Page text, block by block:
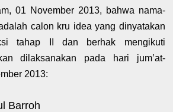
01 November 2013, bahwa nama-
calon kru idea yang dinyatakan
tahap II dan berhak mengikuti
dilaksanakan pada hari jum’at-
2013:
Barroh